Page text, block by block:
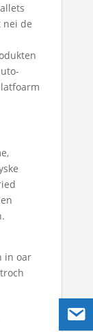
nei de
in oar